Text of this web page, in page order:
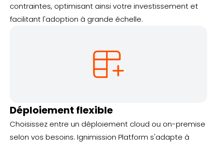
contraintes, optimisant ainsi votre investissement et
facilitant l'adoption à grande échelle.
Déploiement flexible
Choisissez entre un déploiement cloud ou on-premise
selon vos besoins. Ignimission Platform s'adapte à